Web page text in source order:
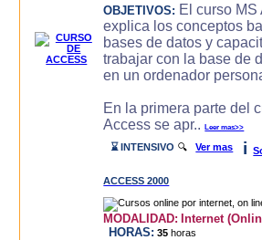
OBJETIVOS: El curso MS
explica los conceptos
bases de datos y
trabajar con la base de
en un ordenador
En la primera parte del
Access se apr..Leer mas>>
⌛ INTENSIVO 🔍Ver mas i
ACCESS 2000
MODALIDAD: Internet
HORAS: 35 horas